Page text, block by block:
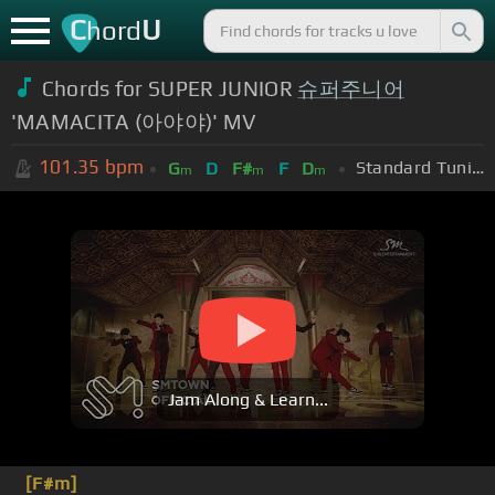
ChordU
Chords for SUPER JUNIOR 슈퍼주니어
'MAMACITA (아야야)' MV
101.35 bpm Gm D F#m F Dm Standard Tuning (EADGBE)
Jam Along & Learn...
[F#m]